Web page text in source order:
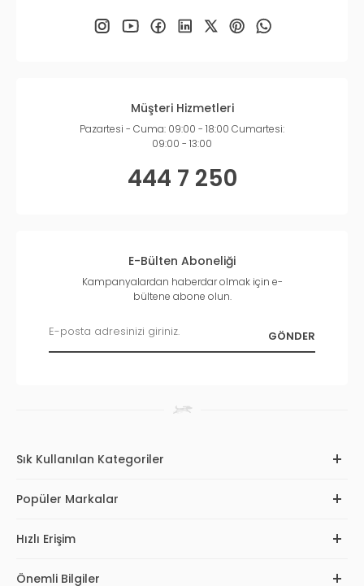
Müşteri Hizmetleri
Pazartesi - Cuma: 09:00 - 18:00 Cumartesi:
09:00 - 13:00
444 7 250
E-Bülten Aboneliği
Kampanyalardan haberdar olmak için e-
bültene abone olun.
Sık Kullanılan Kategoriler
Popüler Markalar
Hızlı Erişim
Önemli Bilgiler